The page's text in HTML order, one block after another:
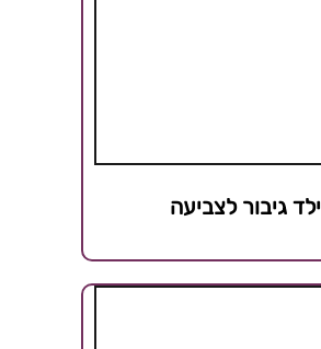
ילד גיבור לצביעה